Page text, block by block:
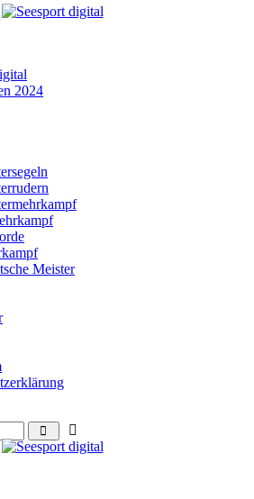
2024
Meister